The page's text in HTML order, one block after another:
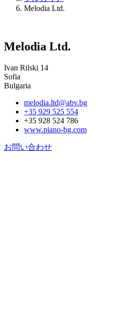
Melodia Ltd.
Melodia Ltd.
Ivan Rilski 14
Sofia
Bulgaria
melodia.ltd@abv.bg
+35 929 525 554
+35 928 524 786
www.piano-bg.com
お問い合わせ